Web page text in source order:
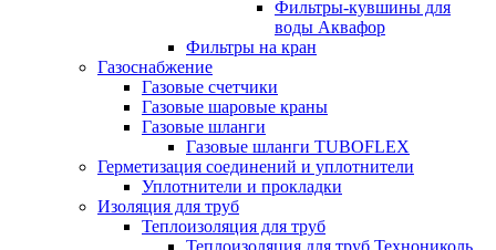
Фильтры-кувшины для
воды Аквафор
Фильтры на кран
Газоснабжение
Газовые счетчики
Газовые шаровые краны
Газовые шланги
Газовые шланги TUBOFLEX
Герметизация соединений и уплотнители
Уплотнители и прокладки
Изоляция для труб
Теплоизоляция для труб